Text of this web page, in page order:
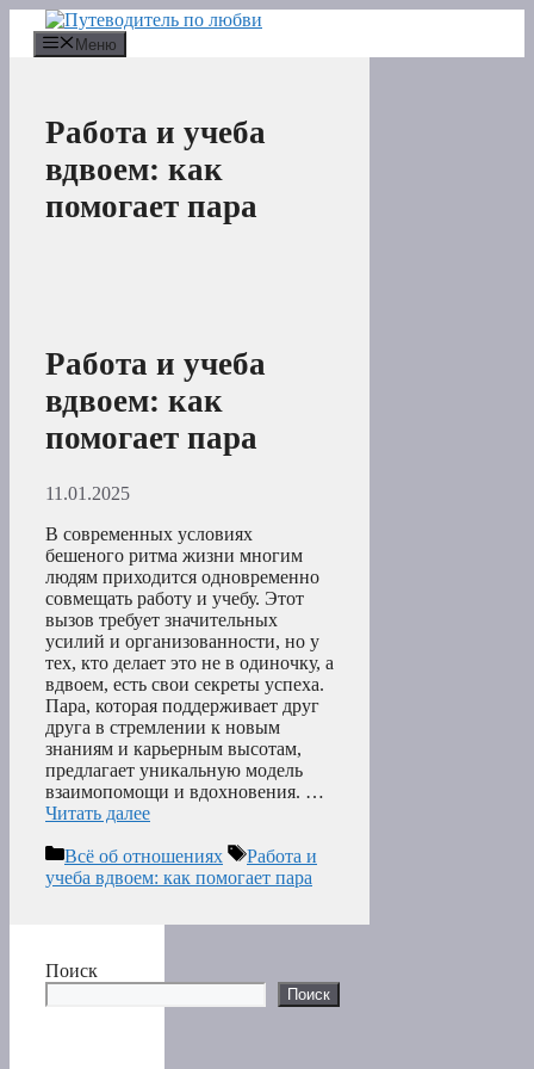
Перейти
содержимому
Меню
Работа и учеба
вдвоем: как
помогает пара
Работа и учеба
вдвоем: как
помогает пара
11.01.2025
В современных условиях
бешеного ритма жизни многим
людям приходится одновременно
совмещать работу и учебу. Этот
вызов требует значительных
усилий и организованности, но у
тех, кто делает это не в одиночку, а
вдвоем, есть свои секреты успеха.
Пара, которая поддерживает друг
друга в стремлении к новым
знаниям и карьерным высотам,
предлагает уникальную модель
взаимопомощи и вдохновения. …
Читать далее
Рубрики
Всё об отношениях Метки
Работа и
учеба вдвоем: как помогает пара
Поиск
Поиск